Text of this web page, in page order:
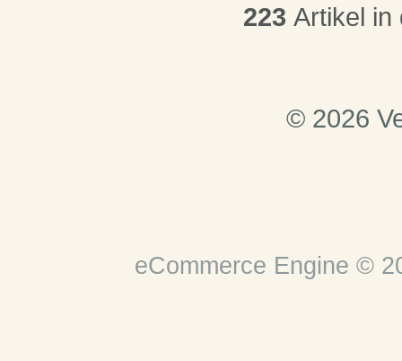
223 Artikel in
© 2026
eCommerce Engine ©